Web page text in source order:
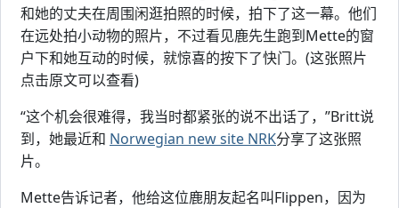
和她的丈夫在周围闲逛拍照的时候，拍下了这一幕。他们
在远处拍小动物的照片，不过看见鹿先生跑到Mette的窗
户下和她互动的时候，就惊喜的按下了快门。(这张照片
点击原文可以查看)
“这个机会很难得，我当时都紧张的说不出话了，”Britt说
到，她最近和 Norwegian new site NRK分享了这张照
片。
Mette告诉记者，他给这位鹿朋友起名叫Flippen，因为